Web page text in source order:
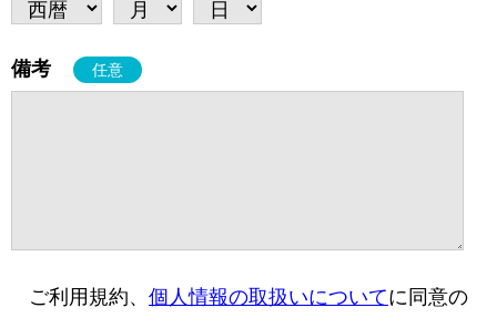
備考 任意
ご利用規約、 個人情報の取扱いについてに同意の